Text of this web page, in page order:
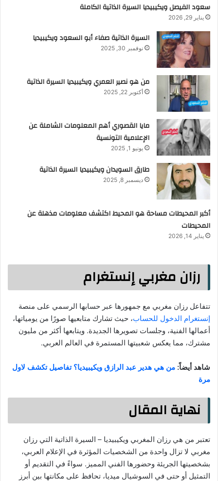
سعود الفيصل ويكيبيديا السيرة الذاتية الكاملة
يناير 29, 2026
السيرة الذاتية صفاء أبو السعود ويكيبيديا
نوفمبر 30, 2025
من هو نصير العمري ويكيبيديا السيرة الذاتية
أكتوبر 22, 2025
مايا القصوري أهم المعلومات الشاملة عن
الإعلامية التونسية
يونيو 1, 2025
طارق السويدان ويكيبيديا السيرة الذاتية
ديسمبر 8, 2025
أكبر المحيطات مساحة هو المحيط اكتشف معلومات مذهلة عن
المحيطات
يناير 14, 2026
رزان مغربي إنستغرام
تتفاعل رزان مغربي مع جمهورها عبر حسابها الرسمي على منصة
إنستغرام الدخول للحساب، حيث تشارك متابعيها صورًا من يومياتها،
أعمالها الفنية، وجلسات تصويرها الجديدة. ويتابعها أكثر من مليون
مشترك، مما يعكس شعبيتها المستمرة في العالم العربي.
شاهد أيضاً: من هي هدير عبد الرازق ويكيبيديا؟ تفاصيل تكشف لاول
مرة
نهاية المقال
تعتبر من هي رزان المغربي ويكيبيديا – السيرة الذاتية التي رزان
مغربي لا تزال واحدة من الشخصيات المؤثرة في الإعلام العربي،
بشخصيتها الجريئة وحضورها الفني المميز. سواءً في التقديم أو
التمثيل أو حتى في السوشيال ميديا، تحافظ على مكانتها بين أبرز